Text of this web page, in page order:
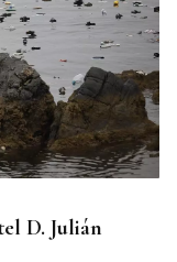
D. Julián